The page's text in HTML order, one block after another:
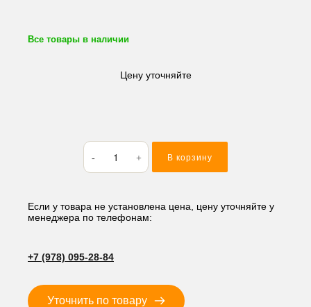
Все товары в наличии
Цену уточняйте
Количество
товара
Кольцо
(O-
RING)
В корзину
Если у товара не установлена цена, цену уточняйте у
менеджера по телефонам:
+7 (978) 095-28-84
Уточнить по товару